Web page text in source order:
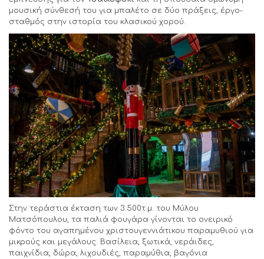
μουσική σύνθεσή του για μπαλέτο σε δύο πράξεις, έργο-
σταθμός στην ιστορία του κλασικού χορού.
Στην τεράστια έκταση των 3.500τ.μ. του Μύλου
Ματσόπουλου, τα παλιά φουγάρα γίνονται το ονειρικό
φόντο του αγαπημένου χριστουγεννιάτικου παραμυθιού για
μικρούς και μεγάλους. Βασίλεια, ξωτικά, νεράιδες,
παιχνίδια, δώρα, λιχουδιές, παραμύθια, βαγόνια